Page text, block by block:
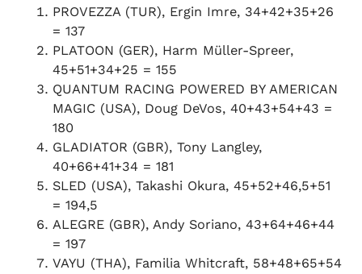
PROVEZZA (TUR), Ergin Imre, 34+42+35+26
= 137
PLATOON (GER), Harm Müller-Spreer,
45+51+34+25 = 155
QUANTUM RACING POWERED BY AMERICAN
MAGIC (USA), Doug DeVos, 40+43+54+43 =
180
GLADIATOR (GBR), Tony Langley,
40+66+41+34 = 181
SLED (USA), Takashi Okura, 45+52+46,5+51
= 194,5
ALEGRE (GBR), Andy Soriano, 43+64+46+44
= 197
VAYU (THA), Familia Whitcraft, 58+48+65+54